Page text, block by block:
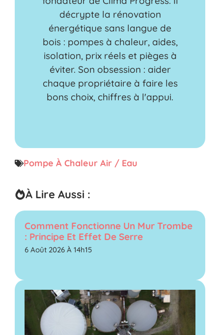
décrypte la rénovation
énergétique sans langue de
bois : pompes à chaleur, aides,
isolation, prix réels et pièges à
éviter. Son obsession : aider
chaque propriétaire à faire les
bons choix, chiffres à l'appui.
Pompe À Chaleur Air / Eau
À Lire Aussi :
Comment Fonctionne Un Mur Trombe
: Principe Et Effet De Serre
6 Août 2026 À 14h15